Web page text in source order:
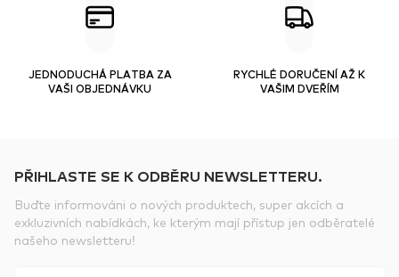
JEDNODUCHÁ PLATBA ZA
VAŠI OBJEDNÁVKU
RYCHLÉ DORUČENÍ AŽ K
VAŠIM DVEŘÍM
PŘIHLASTE SE K ODBĚRU NEWSLETTERU.
Buďte informováni o nových produktech, super akcích a
exkluzivních nabídkách, ke kterým mají přístup jen odběratelé
našeho newsletteru!